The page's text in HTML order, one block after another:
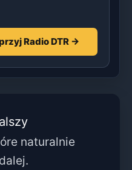
Radio DTR →
naturalnie